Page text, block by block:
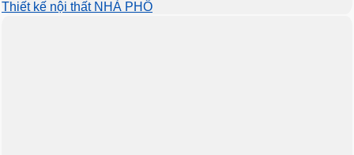
Thiết kế nội thất NHÀ PHỐ